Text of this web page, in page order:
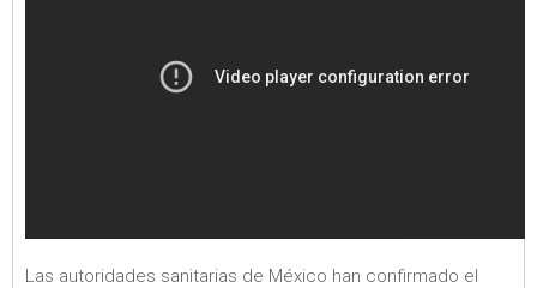
Las autoridades sanitarias de México han confirmado el